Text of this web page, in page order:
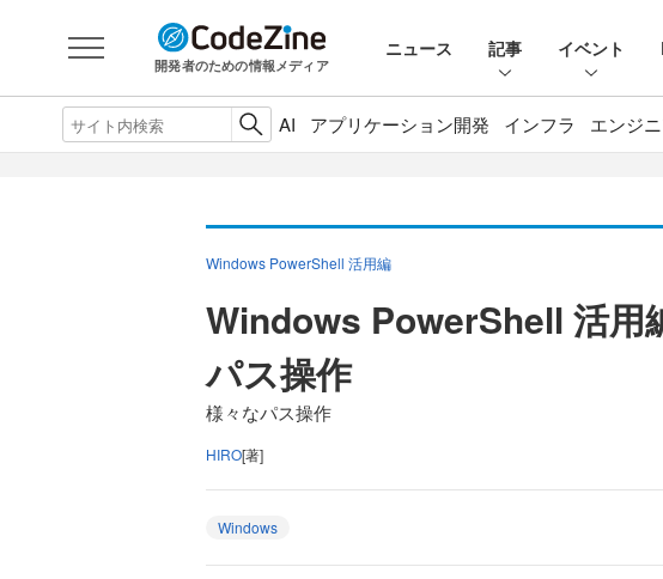
開発者のための情報メディア
ニュース 記事 イベント
AI アプリケーション開発 インフラ エンジ
Windows PowerShell 活用編
Windows PowerShell 活用
パス操作
様々なパス操作
HIRO[著]
Windows